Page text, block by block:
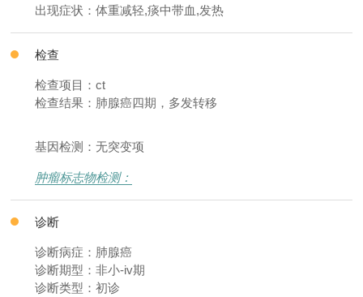
出现症状：体重减轻,痰中带血,发热
检查
检查项目：ct
检查结果：肺腺癌四期，多发转移
基因检测：无突变项
肿瘤标志物检测：
诊断
诊断病症：肺腺癌
诊断期型：非小-iv期
诊断类型：初诊